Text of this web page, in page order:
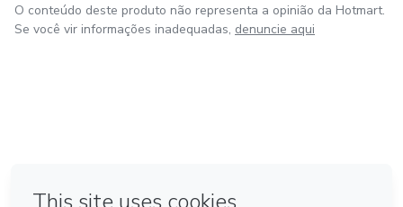
O conteúdo deste produto não representa a opinião da Hotmart.
Se você vir informações inadequadas, denuncie aqui
Feito com ❤ na Cidade do México